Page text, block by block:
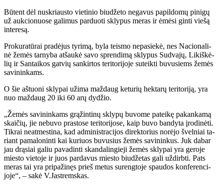
Bū­tent dėl nu­skriaus­to vie­ti­nio biu­dže­to ne­ga­vus pa­pil­do­mų pi­ni­gų
už auk­cio­nuo­se ga­li­mus par­duo­ti skly­pus me­ras ir ėmė­si gin­ti vie­šą
in­te­re­są.
Pro­ku­ra­tū­rai pra­dė­jus ty­ri­mą, by­la teis­mo ne­pa­sie­kė, nes Na­cio­na­li­
nė že­mės tar­ny­ba at­šau­kė sa­vo spren­di­mą skly­pus Su­dva­jų, Li­kiš­kė­
lių ir San­tai­kos gat­vių san­kir­tos te­ri­to­ri­jo­je su­teik­ti bu­vu­siems že­mės
sa­vi­nin­kams.
O šie aš­tuo­ni skly­pai už­ima maž­daug ke­tu­rių hek­ta­rų te­ri­to­ri­ją, yra
nuo maž­daug 20 iki 60 arų dy­džio.
„Že­mės sa­vi­nin­kams grą­žin­ti­nų skly­pų bu­vo­me pa­tei­kę pa­kan­ka­mą
skai­čių, jie ne­bu­vo pra­sto­se te­ri­to­ri­jo­se, kaip bu­vo ban­dy­ta įro­di­nė­ti.
Tik­rai ne­at­mes­ti­na, kad ad­mi­nist­ra­ci­jos di­rek­to­rius no­rė­jo švel­niai ta­
riant pa­ma­lo­nin­ti kai ku­riuos bu­vu­sius že­mės sa­vi­nin­kus. Juk da­bar
jau drą­siai ga­liu pa­va­din­ti skan­da­lin­gie­ji že­mės skly­pai yra ge­ro­je
mies­to vie­to­je ir juos par­da­vus mies­to biu­dže­tas ga­li už­dirb­ti. Pats
me­ras tai yra pri­pa­ži­nęs prieš me­tus su­reng­to­je spau­dos kon­fe­ren­ci­
jo­je“, – sa­kė V.Jast­rems­kas.